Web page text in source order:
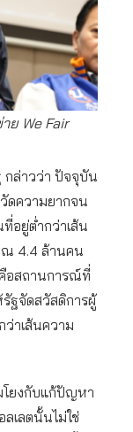
ย We Fair
กล่าวว่า ปัจจุบัน
ดความยากจน
อยู่ต่ำกว่าเส้น
ณ 4.4 ล้านคน
อสถานการณ์ที่
รัฐจัดสวัสดิการผู้
าเส้นความ
โยงกับแก้ปัญหา
เลตนั้นไม่ใช่